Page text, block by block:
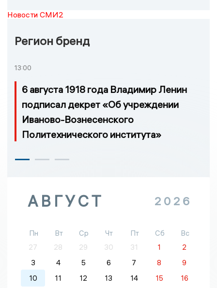
Новости СМИ2
Регион бренд
13:00
6 августа 1918 года Владимир Ленин
подписал декрет «Об учреждении
Иваново-Вознесенского
Политехнического института»
АВГУСТ 2026
Пн Вт Ср Чт Пт Сб
Вс
27
28 29 30 31 1
2
3
4 5 6 7 8
9
10
11 12 13 14 15
16